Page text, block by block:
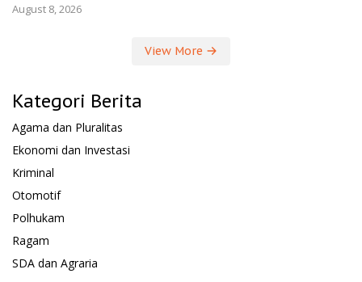
August 8, 2026
View More
Kategori Berita
Agama dan Pluralitas
Ekonomi dan Investasi
Kriminal
Otomotif
Polhukam
Ragam
SDA dan Agraria